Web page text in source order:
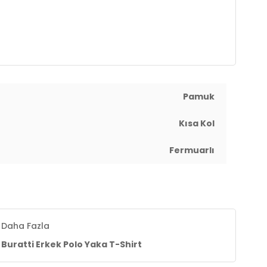
Pamuk
Kısa Kol
Fermuarlı
Daha Fazla
Buratti Erkek Polo Yaka T-Shirt